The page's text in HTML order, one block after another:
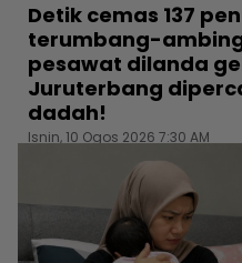
Detik cemas 137
terumbang-
pesawat dilanda
Juruterbang
dadah!
Isnin, 10 Ogos 2026 7:30 AM